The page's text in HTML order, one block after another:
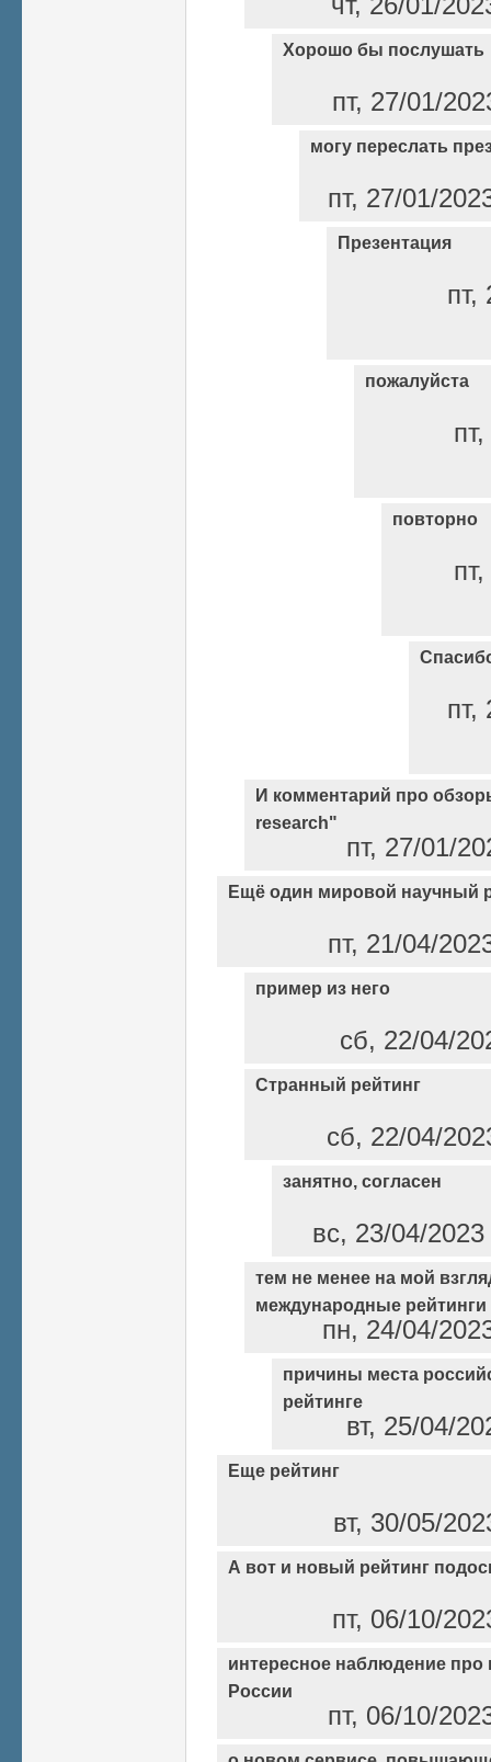
Хорошо бы послушать
пт, 27/01/
могу переслать
пт, 27/01/
Презентация
пт,
пожалуйста
повторно
пт,
И комментарий про
research"
пт, 27/01/
Ещё один мировой научный
пт, 21/04/
пример из него
сб, 22/04/
Странный рейтинг
сб, 22/04/
занятно, согласен
вс, 23/04/
тем не менее на мой
международные рейтинги
пн, 24/04/
причины места
рейтинге
вт, 25/04/
Еще рейтинг
вт, 30/05/
А вот и новый рейтинг
пт, 06/10/
интересное наблюдение про
России
пт, 06/10/